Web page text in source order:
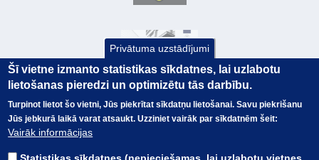
© Valsts kase 2017
Visas tiesības
EK GRĀMATVEDĪBAS KURSS
Privātuma uzstādījumi
Šī vietne izmanto statistikas sīkdatnes, lai uzlabotu
lietošanas pieredzi un optimizētu tās darbību.
Turpinot lietot šo vietni, Jūs piekrītat sīkdatņu lietošanai. Savu piekrišanu
Jūs jebkurā laikā varat atsaukt. Uzziniet vairāk par sīkdatnēm šeit:
Vairāk informācijas